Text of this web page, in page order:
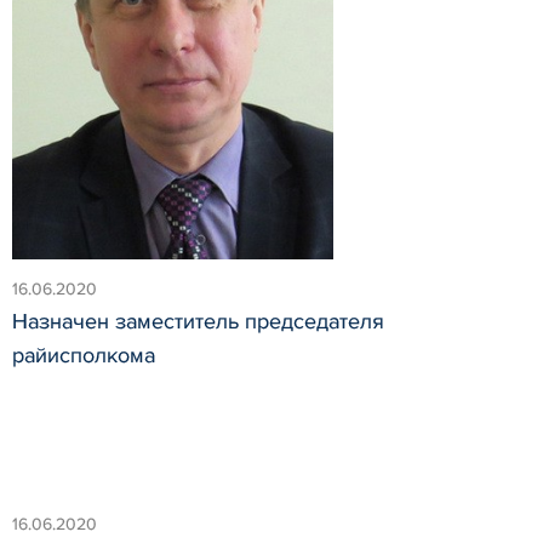
16.06.2020
Назначен заместитель председателя
райисполкома
16.06.2020